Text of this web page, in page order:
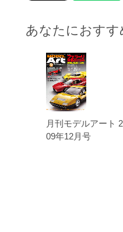
あなたにおすす
月刊モデルアート
09年12月号